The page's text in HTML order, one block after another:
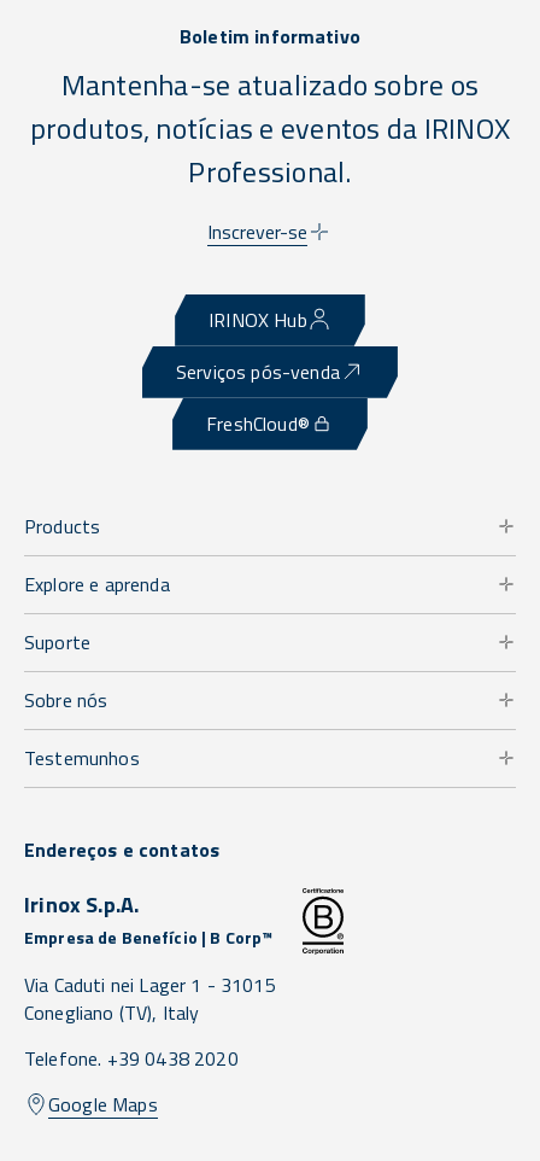
Boletim informativo
Mantenha-se atualizado sobre os
produtos, notícias e eventos da IRINOX
Professional.
Inscrever-se
IRINOX Hub
Serviços pós-venda
FreshCloud®
Products
Explore e aprenda
Suporte
Sobre nós
Testemunhos
Endereços e contatos
Irinox S.p.A.
Empresa de Benefício | B Corp™
Via Caduti nei Lager 1 - 31015
Conegliano (TV), Italy
Telefone. +39 0438 2020
Google Maps